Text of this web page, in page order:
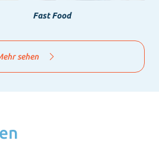
Fast Food
sehen